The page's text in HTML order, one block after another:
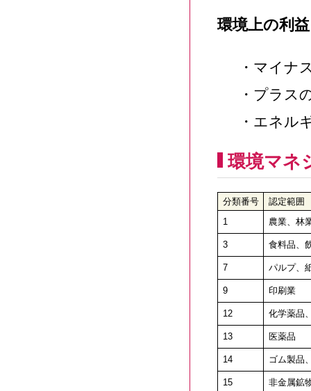
環境上の利益
・マイナ
・プラス
・エネル
環境マネ
分類番号
認定範囲
1
農業、林
3 食料品、
7 パルプ、
9 印刷業
12 化学薬品
13 医薬品
14 ゴム製品
15 非金属鉱